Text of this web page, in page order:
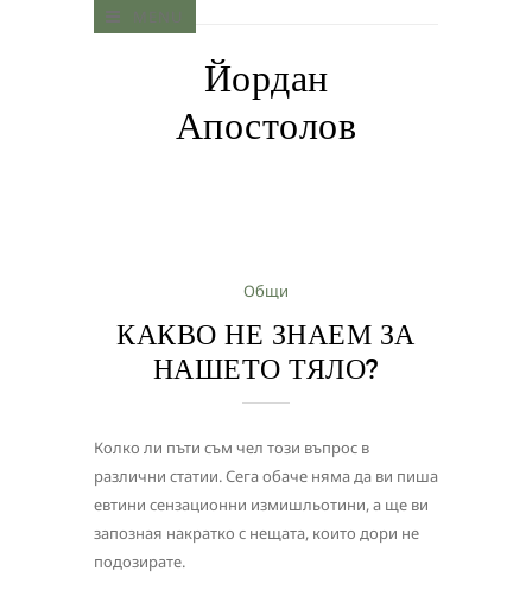
Йордан
Апостолов
Общи
КАКВО НЕ ЗНАЕМ ЗА
НАШЕТО ТЯЛО?
Колко ли пъти съм чел този въпрос в
различни статии. Сега обаче няма да ви пиша
евтини сензационни измишльотини, а ще ви
запозная накратко с нещата, които дори не
подозирате.